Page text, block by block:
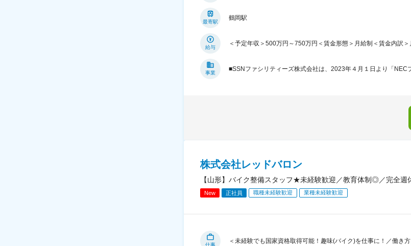
最寄駅
鶴岡駅
給与
＜予定年収＞500万円～750万円＜賃金形態＞月給制＜賃金内訳
事業
■SSNファシリティーズ株式会社は、2023年４月１日より「
株式会社レッドバロン
【山形】バイク整備スタッフ★未経験歓迎／教育体制◎／完全
New 正社員 職種未経験歓迎 業種未経験歓迎
仕事
＜未経験でも国家資格取得可能！趣味(バイク)を仕事に！／働